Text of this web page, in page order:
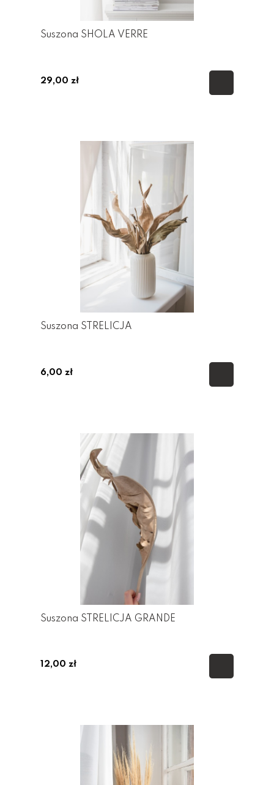
Suszona SHOLA VERRE
29,00 zł
Suszona STRELICJA
6,00 zł
Suszona STRELICJA GRANDE
12,00 zł